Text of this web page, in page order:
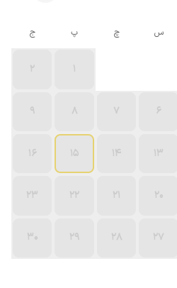
س چ پ ج
1
2
6
7
8
9
13
14
15
16
20
21
22
23
27
28
29
30